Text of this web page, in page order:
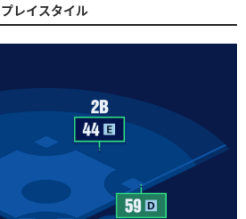
レイスタイル